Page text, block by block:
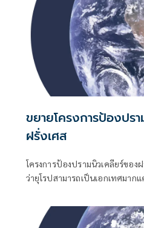
ขยายโครงการป้องปร
ฝรั่งเศส
โครงการป้องปรามนิวเคลียร์ของ
ว่ายุโรปสามารถเป็นเอกเทศมาก